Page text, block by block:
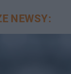
NEWSY: